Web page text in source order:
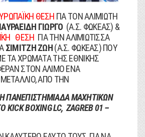
ΘΕΣΗ ΓΙΑ ΤΟΝ ΑΛΙΜΙΩΤΗ
ΓΙΩΡΓΟ (Α.Σ. ΦΩΚΕΑΣ) &
ΘΕΣΗ ΓΙΑ ΤΗΝ ΑΛΙΜΙΩΤΙΣΣΑ
ΣΙΜΙΤΖΗ ΖΩΗ(Α.Σ. ΦΩΚΕΑΣ) ΠΟΥ
ΤΑ ΧΡΩΜΑΤΑ ΤΗΣ ΕΘΝΙΚΗΣ
ΣΤΟΝ ΑΛΙΜΟ ΕΝΑ
ΑΠΟ ΤΗΝ
ΠΑΝΕΠΙΣΤΗΜΙΑΔΑ ΜΑΧΗΤΙΚΩΝ
BOXING LC, ZAGREB 01 –